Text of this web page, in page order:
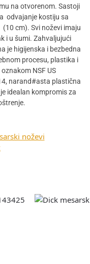
na otvorenom. Sastoji
odvajanje kostiju sa
cm). Svi noževi imaju
i u šumi. Zahvaljujući
je higijenska i bezbedna
procesu, plastika i
NSF US
narand#asta plastična
idealan kompromis za
noževi